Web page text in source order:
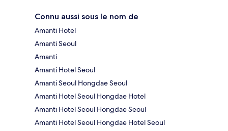
Connu aussi sous le nom de
Amanti Hotel
Amanti Seoul
Amanti
Amanti Hotel Seoul
Amanti Seoul Hongdae Seoul
Amanti Hotel Seoul Hongdae Hotel
Amanti Hotel Seoul Hongdae Seoul
Amanti Hotel Seoul Hongdae Hotel Seoul